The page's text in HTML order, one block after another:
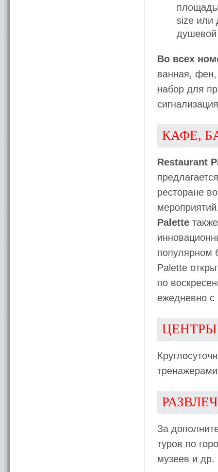
size или
душевой
Во всех
ванная, фен,
набор для
КАФЕ,
Restaurant
ресторане
Palette
популярном
Palette
по
ежедневно с
За
туров по
музеев и др.